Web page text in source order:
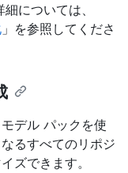
については、
」を参照してくださ
デル パックを使
るすべてのリポジ
ズできます。